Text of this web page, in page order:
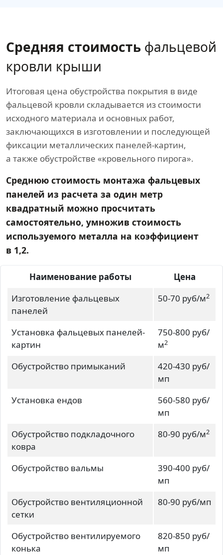
Средняя стоимость фальцевой
кровли крыши
Итоговая цена обустройства покрытия в виде
фальцевой кровли складывается из стоимости
исходного материала и основных работ,
заключающихся в изготовлении и последующей
фиксации металлических панелей-картин,
а также обустройстве «кровельного пирога».
Среднюю стоимость монтажа фальцевых
панелей из расчета за один метр
квадратный можно просчитать
самостоятельно, умножив стоимость
используемого металла на коэффициент
в 1,2.
Наименование работы
Цена
Изготовление фальцевых
панелей
50-70 руб/м2
Установка фальцевых панелей-
картин
750-800 руб/
м2
Обустройство примыканий
420-430 руб/
мп
Установка ендов
560-580 руб/
мп
Обустройство подкладочного
ковра
80-90 руб/м2
Обустройство вальмы
390-400 руб/
мп
Обустройство вентиляционной
сетки
80-90 руб/мп
Обустройство вентилируемого
конька
820-850 руб/
мп